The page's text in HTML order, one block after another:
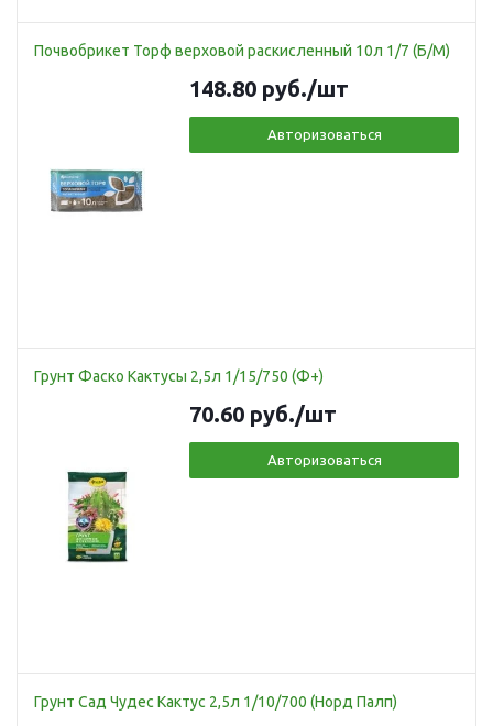
Почвобрикет Торф верховой раскисленный 10л 1/7 (Б/М)
148.80 руб./шт
Авторизоваться
Грунт Фаско Кактусы 2,5л 1/15/750 (Ф+)
70.60 руб./шт
Авторизоваться
Грунт Сад Чудес Кактус 2,5л 1/10/700 (Норд Палп)